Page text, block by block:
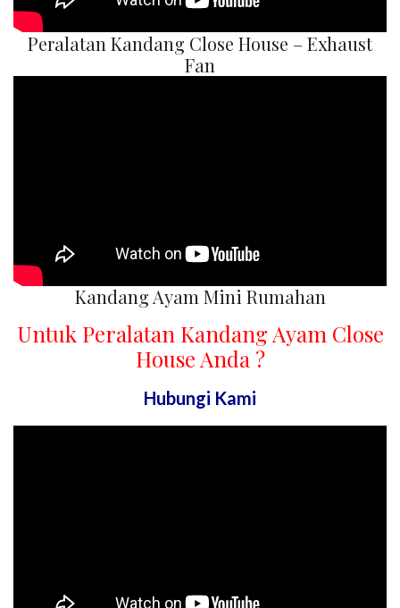
Peralatan Kandang Close House – Exhaust
Fan
Kandang Ayam Mini Rumahan
Untuk Peralatan Kandang Ayam Close
House Anda ?
Hubungi Kami